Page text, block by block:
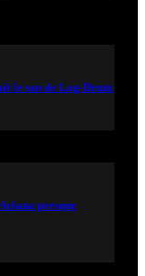
le son de Log-Drum
presque